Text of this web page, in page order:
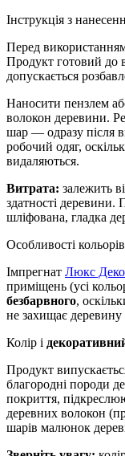
Інструкція з
Перед
Продукт готовий до
допускається
Наносити пензлем
волокон деревини.
шар — одразу після
робочий одяг,
видаляються.
Витрата: залежить
здатності
шліфована, гладка
Особливості
Імпрегнат Люкс
приміщень (усі
безбарвного,
не захищає
Колір і
Продукт
благородні породи
покриття,
деревних волокон
шарів малюнок